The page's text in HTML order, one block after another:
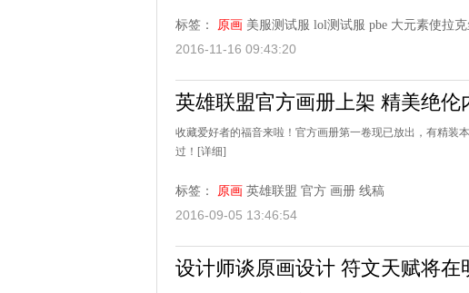
标签： 原画 美服测试服 lol测试服 pbe 大元素使拉克
2016-11-16 09:43:20
英雄联盟官方画册上架 精美绝伦
收藏爱好者的福音来啦！官方画册第一卷现已放出，有精装
过！ [详细]
标签： 原画 英雄联盟 官方 画册 线稿
2016-09-05 13:46:54
设计师谈原画设计 符文天赋将在